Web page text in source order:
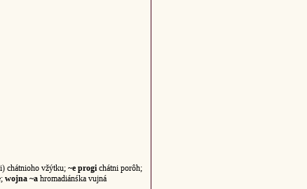
chátnioho vžýtku; ~e progi chátni porôh;
wojna ~a hromadiánśka vujná